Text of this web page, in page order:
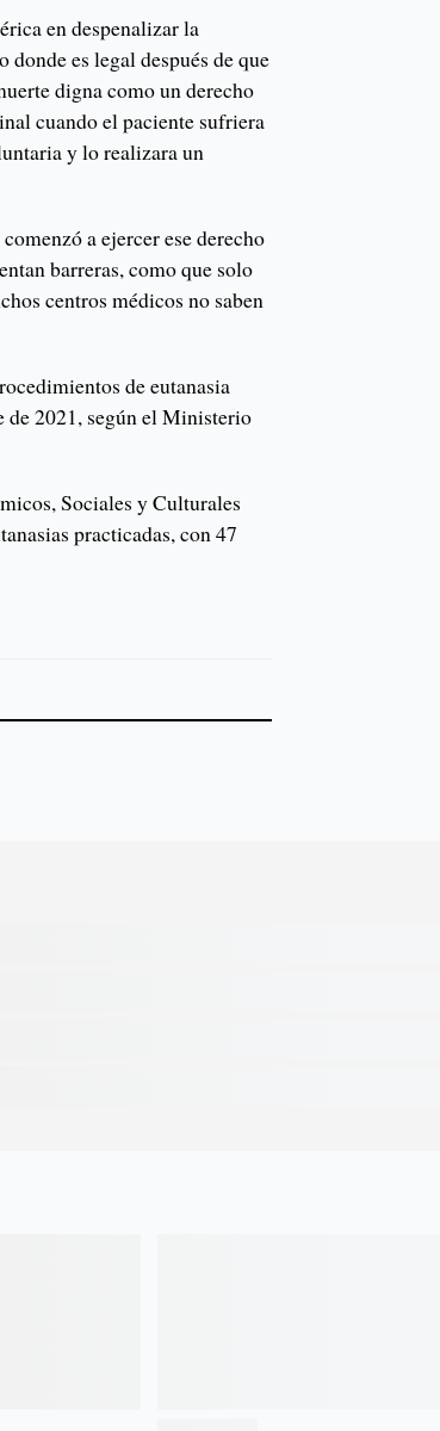
en despenalizar la
donde es legal después de que
digna como un derecho
cuando el paciente sufriera
y lo realizara un
a ejercer ese derecho
barreras, como que solo
centros médicos no saben
de eutanasia
de 2021, según el Ministerio
Sociales y Culturales
practicadas, con 47